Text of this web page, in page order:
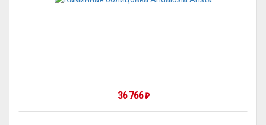
36 766₽